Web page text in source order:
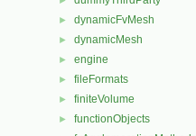
► dynamicFvMesh
► dynamicMesh
► engine
► fileFormats
► finiteVolume
► functionObjects